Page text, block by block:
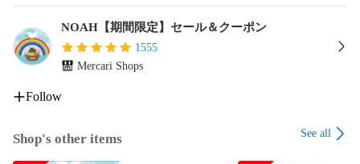
・音声シールブック　1冊
・中国語版取扱説明書
【色】
  青、黄、緑、ピンク　からお選びいただけます♪♪
【下記の内容をペンにインストールしてから発送】
・弊店でご購入されたMaiyaPen対応版絵本の音声データ
NOAH【期間限定】セール＆クーポン
1555
Mercari Shops
Follow
Shop's other items See all